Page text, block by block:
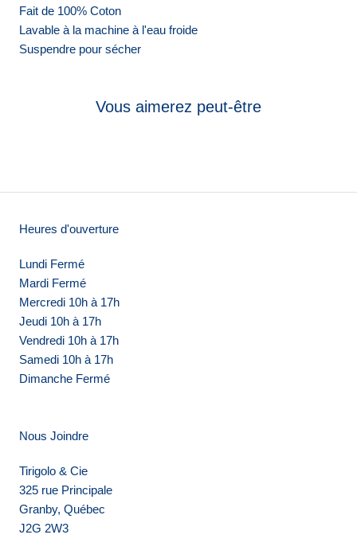
Fait de 100% Coton
Lavable à la machine à l'eau froide
Suspendre pour sécher
Vous aimerez peut-être
Heures d'ouverture
Lundi Fermé
Mardi Fermé
Mercredi 10h à 17h
Jeudi 10h à 17h
Vendredi 10h à 17h
Samedi 10h à 17h
Dimanche Fermé
Nous Joindre
Tirigolo & Cie
325 rue Principale
Granby, Québec
J2G 2W3